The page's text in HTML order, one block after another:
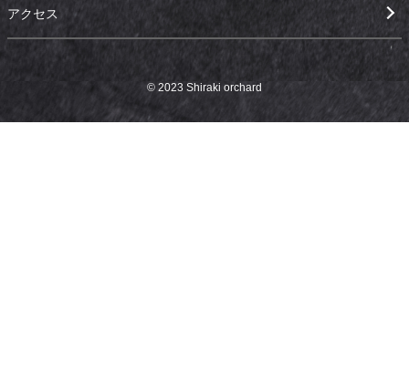
アクセス
© 2023 Shiraki orchard